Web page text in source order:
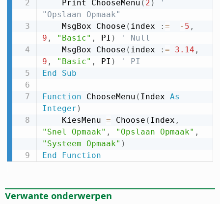
    Print ChooseMenu
( 2 )
'
"Opslaan Opmaak"
    MsgBox Choose
( index : = - 5 ,
9 , "Basic" , PI )
' Null
    MsgBox Choose
( index : = 3.14 ,
9 , "Basic" , PI )
' PI
End
Sub
Function ChooseMenu ( Index As
Integer )
    KiesMenu
= Choose ( Index ,
"Snel Opmaak" , "Opslaan Opmaak" ,
"Systeem Opmaak" )
End
Function
Verwante onderwerpen